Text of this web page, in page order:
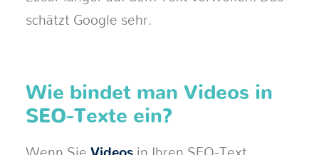
schätzt Google sehr.
Wie bindet man Videos in
SEO-Texte ein?